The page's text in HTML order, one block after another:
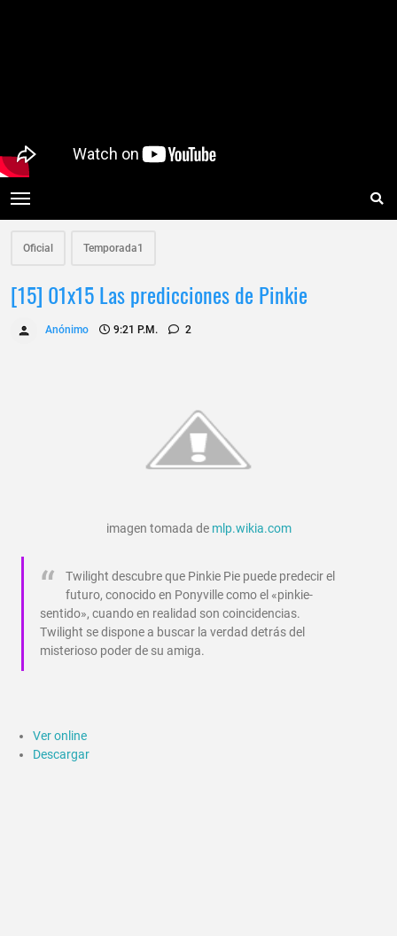
Oficial Temporada1
[15] 01x15 Las predicciones de Pinkie
Anónimo 9:21 P.m. 2
imagen tomada de mlp.wikia.com
Twilight descubre que Pinkie Pie puede predecir el
futuro, conocido en Ponyville como el «pinkie-
sentido», cuando en realidad son coincidencias.
Twilight se dispone a buscar la verdad detrás del
misterioso poder de su amiga.
Ver online
Descargar